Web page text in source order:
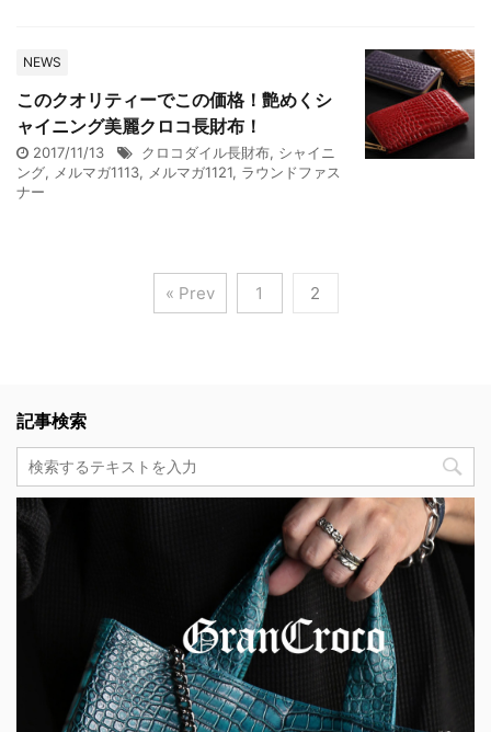
NEWS
このクオリティーでこの価格！艶めくシ
ャイニング美麗クロコ長財布！
2017/11/13 クロコダイル長財布, シャイニ
ング, メルマガ1113, メルマガ1121, ラウンドファス
ナー
« Prev 1 2
記事検索